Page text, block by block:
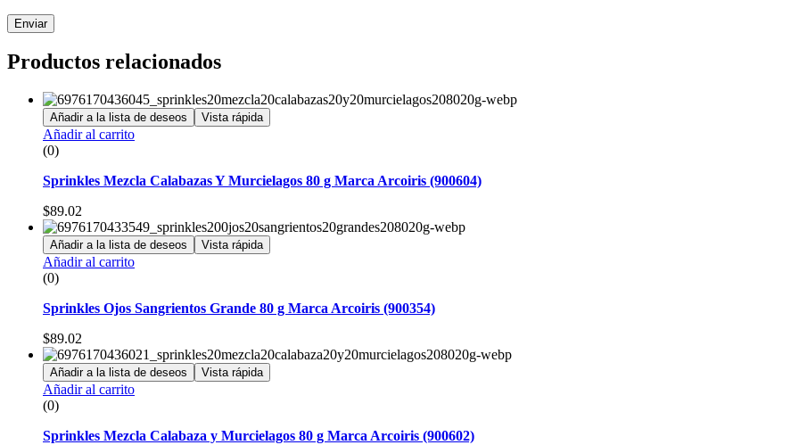
Enviar
Productos relacionados
Añadir a la lista de deseos Vista rápida
Añadir al carrito
(0)
Sprinkles Mezcla Calabazas Y Murcielagos 80 g Marca Arcoiris (900604)
$89.02
Añadir a la lista de deseos Vista rápida
Añadir al carrito
(0)
Sprinkles Ojos Sangrientos Grande 80 g Marca Arcoiris (900354)
$89.02
Añadir a la lista de deseos Vista rápida
Añadir al carrito
(0)
Sprinkles Mezcla Calabaza y Murcielagos 80 g Marca Arcoiris (900602)